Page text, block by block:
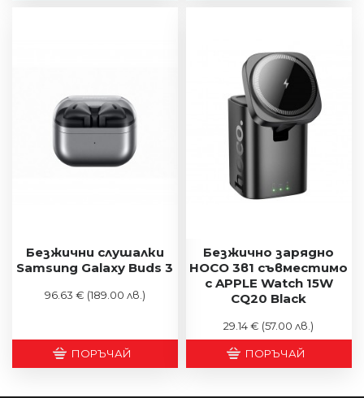
Безжични слушалки
Samsung Galaxy Buds 3
96.63 € (189.00 лв.)
ПОРЪЧАЙ
Безжично зарядно
HOCO 3в1 съвместимо
с APPLE Watch 15W
CQ20 Black
29.14 € (57.00 лв.)
ПОРЪЧАЙ